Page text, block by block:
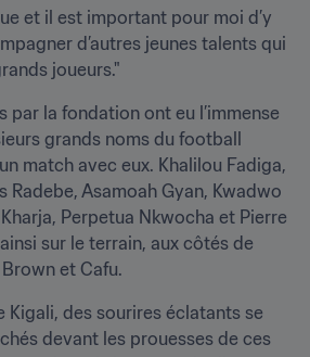
et il est important pour moi d’y
d’autres jeunes talents qui
joueurs."
par la fondation ont eu l’immense
grands noms du football
match avec eux. Khalilou Fadiga,
Radebe, Asamoah Gyan, Kwadwo
Perpetua Nkwocha et Pierre
sur le terrain, aux côtés de
et Cafu.
Kigali, des sourires éclatants se
devant les prouesses de ces